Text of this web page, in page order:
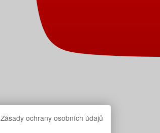
Zásady ochrany osobních údajů